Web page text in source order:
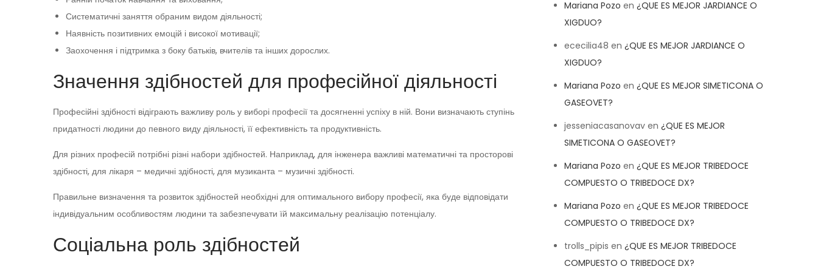
Систематичні заняття обраним видом діяльності;
Наявність позитивних емоцій і високої мотивації;
Заохочення і підтримка з боку батьків, вчителів та інших дорослих.
Значення здібностей для професійної діяльності
Професійні здібності відіграють важливу роль у виборі професії та досягненні успіху в ній. Вони визначають ступінь
придатності людини до певного виду діяльності, її ефективність та продуктивність.
Для різних професій потрібні різні набори здібностей. Наприклад, для інженера важливі математичні та просторові
здібності, для лікаря – медичні здібності, для музиканта – музичні здібності.
Правильне визначення та розвиток здібностей необхідні для оптимального вибору професії, яка буде відповідати
індивідуальним особливостям людини та забезпечувати їй максимальну реалізацію потенціалу.
Соціальна роль здібностей
Mariana Pozo en ¿QUE ES MEJOR JARDIANCE O
XIGDUO?
ececilia48 en ¿QUE ES MEJOR JARDIANCE O
XIGDUO?
Mariana Pozo en ¿QUE ES MEJOR SIMETICONA O
GASEOVET?
jesseniacasanovav en ¿QUE ES MEJOR
SIMETICONA O GASEOVET?
Mariana Pozo en ¿QUE ES MEJOR TRIBEDOCE
COMPUESTO O TRIBEDOCE DX?
Mariana Pozo en ¿QUE ES MEJOR TRIBEDOCE
COMPUESTO O TRIBEDOCE DX?
trolls_pipis en ¿QUE ES MEJOR TRIBEDOCE
COMPUESTO O TRIBEDOCE DX?